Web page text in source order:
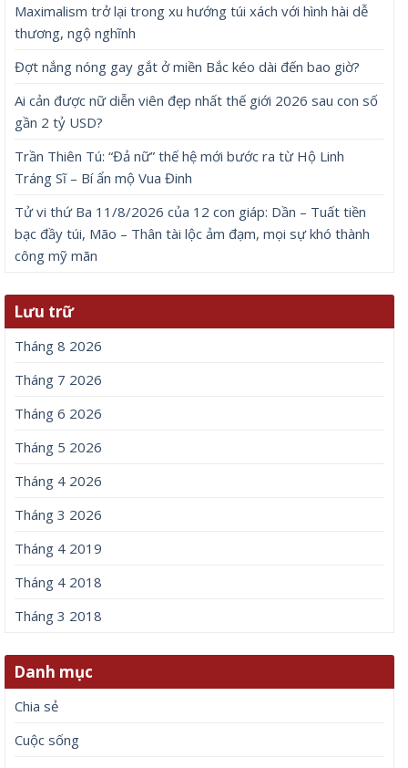
Maximalism trở lại trong xu hướng túi xách với hình hài dễ
thương, ngộ nghĩnh
Đợt nắng nóng gay gắt ở miền Bắc kéo dài đến bao giờ?
Ai cản được nữ diễn viên đẹp nhất thế giới 2026 sau con số
gần 2 tỷ USD?
Trần Thiên Tú: “Đả nữ” thế hệ mới bước ra từ Hộ Linh
Tráng Sĩ – Bí ẩn mộ Vua Đinh
Tử vi thứ Ba 11/8/2026 của 12 con giáp: Dần – Tuất tiền
bạc đầy túi, Mão – Thân tài lộc ảm đạm, mọi sự khó thành
công mỹ mãn
Lưu trữ
Tháng 8 2026
Tháng 7 2026
Tháng 6 2026
Tháng 5 2026
Tháng 4 2026
Tháng 3 2026
Tháng 4 2019
Tháng 4 2018
Tháng 3 2018
Danh mục
Chia sẻ
Cuộc sống